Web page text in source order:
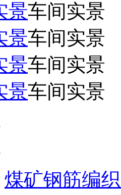
车间实景
车间实景
车间实景
车间实景
煤矿钢筋编